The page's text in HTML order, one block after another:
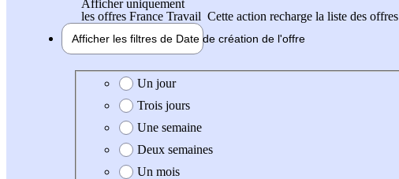
Afficher uniquement
les offres France Travail Cette action recharge la liste des offres
Afficher les filtres de Date de création de l'offre
Date de création de l'offre
Un jour
Trois jours
Une semaine
Deux semaines
Un mois